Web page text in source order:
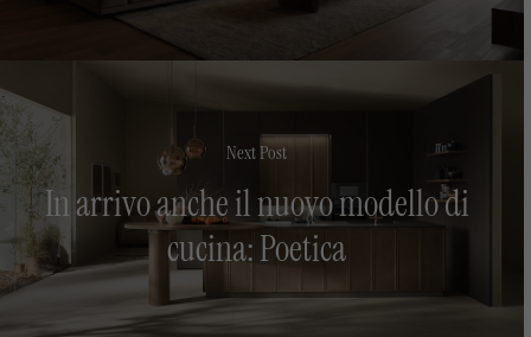
Next Post
In arrivo anche il nuovo modello di
cucina: Poetica